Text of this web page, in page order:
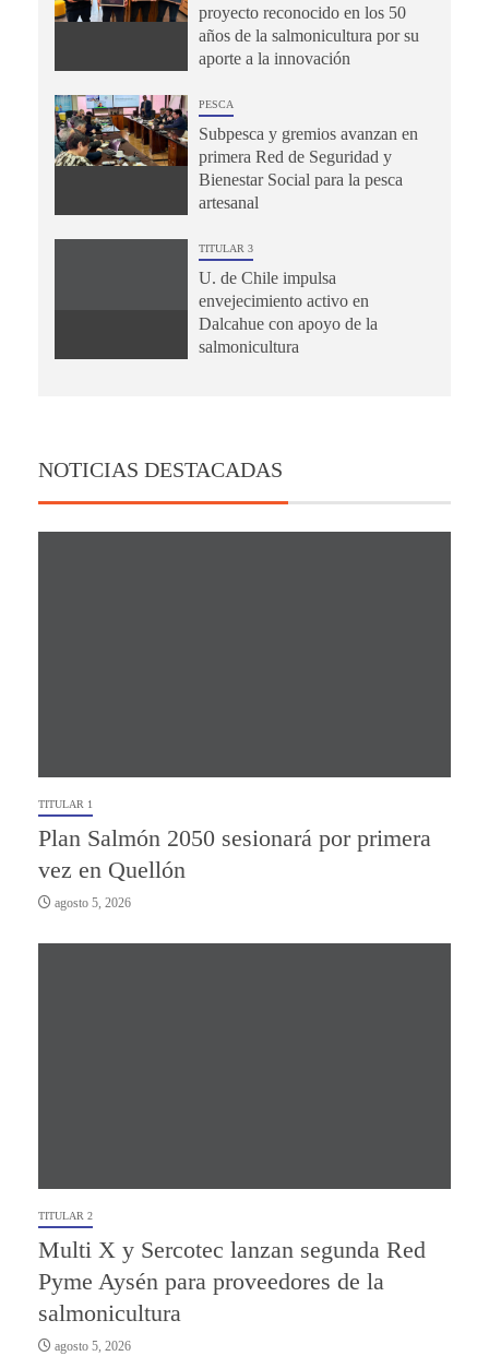
proyecto reconocido en los 50
años de la salmonicultura por su
aporte a la innovación
PESCA
Subpesca y gremios avanzan en
primera Red de Seguridad y
Bienestar Social para la pesca
artesanal
TITULAR 3
U. de Chile impulsa
envejecimiento activo en
Dalcahue con apoyo de la
salmonicultura
NOTICIAS DESTACADAS
TITULAR 1
Plan Salmón 2050 sesionará por primera
vez en Quellón
agosto 5, 2026
TITULAR 2
Multi X y Sercotec lanzan segunda Red
Pyme Aysén para proveedores de la
salmonicultura
agosto 5, 2026